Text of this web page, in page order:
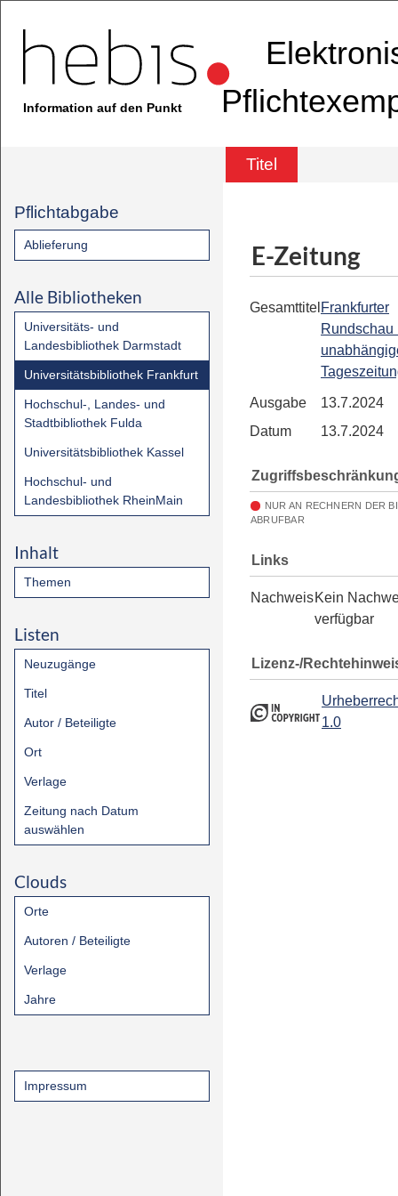
Information auf den Punkt
Titel
Pflichtabgabe
Ablieferung
Alle Bibliotheken
Universitäts- und
Landesbibliothek Darmstadt
Universitätsbibliothek Frankfurt
Hochschul-, Landes- und
Stadtbibliothek Fulda
Universitätsbibliothek Kassel
Hochschul- und
Landesbibliothek RheinMain
Inhalt
Themen
Listen
Neuzugänge
Titel
Autor / Beteiligte
Ort
Verlage
Zeitung nach Datum
auswählen
Clouds
Orte
Autoren / Beteiligte
Verlage
Jahre
Impressum
E-Zeitung
Gesamttitel Frankfurter
Rundschau
Ausgabe
13.7.2024
Datum
13.7.2024
NUR AN RECHNERN DER
ABRUFBAR
Links
NachweisKein
verfügbar
Lizenz-/
1.0